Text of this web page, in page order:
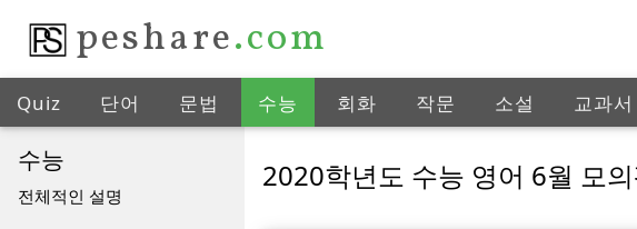
peshare.com
Quiz 단어 문법 수능 회화 작문 소설 교과서
수능
전체적인 설명
2020학년도 수능 영어 6월 모